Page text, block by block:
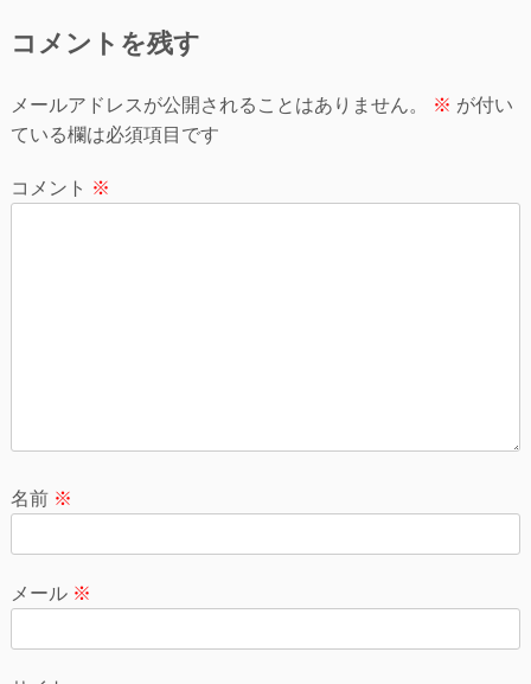
ビ
ゲ
ー
シ
コメントを残す
メールアドレスが公開されることはありません。 ※ が付い
ている欄は必須項目です
コメント ※
名前 ※
メール ※